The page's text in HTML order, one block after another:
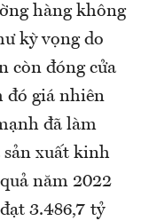
hàng không
kỳ vọng do
còn đóng cửa
đó giá nhiên
đã làm
sản xuất kinh
năm 2022
3.486,7 tỷ